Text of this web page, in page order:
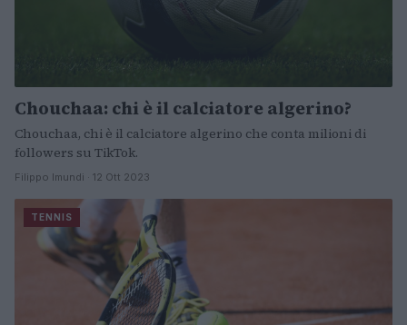
Chouchaa: chi è il calciatore algerino?
Chouchaa, chi è il calciatore algerino che conta milioni di
followers su TikTok.
Filippo Imundi · 12 Ott 2023
TENNIS